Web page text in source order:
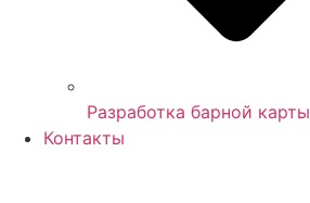
Разработка барной карты
Контакты